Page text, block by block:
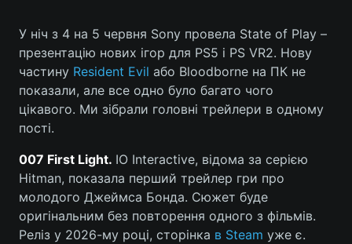
У ніч з 4 на 5 червня Sony провела State of Play –
презентацію нових ігор для PS5 і PS VR2. Нову
частину Resident Evil або Bloodborne на ПК не
показали, але все одно було багато чого
цікавого. Ми зібрали головні трейлери в одному
пості.
007 First Light. IO Interactive, відома за серією
Hitman, показала перший трейлер гри про
молодого Джеймса Бонда. Сюжет буде
оригінальним без повторення одного з фільмів.
Реліз у 2026-му році, сторінка в Steam уже є.